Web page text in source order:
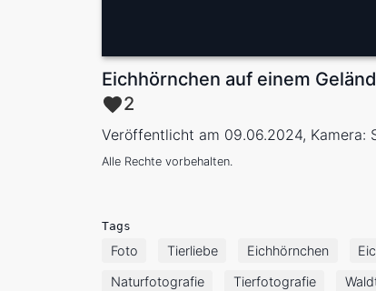
Eichhörnchen auf einem
2
Veröffentlicht am 09.06.2024, Kamera:
Alle Rechte vorbehalten.
Tags
Foto Tierliebe Eichhörnchen
Naturfotografie Tierfotografie